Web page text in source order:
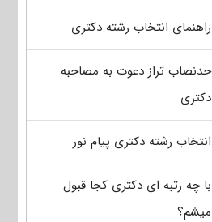
راهنمای انتخاب رشته دکتری
حدنصاب تراز دعوت به مصاحبه
دکتری
انتخاب رشته دکتری پیام نور
با چه رتبه ای دکتری کجا قبول
میشم؟